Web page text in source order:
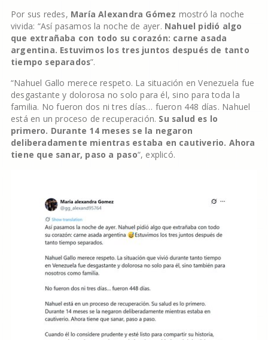
Por sus redes, María Alexandra Gómez mostró la noche
vivida: “Así pasamos la noche de ayer. Nahuel pidió algo
que extrañaba con todo su corazón: carne asada
argentina. Estuvimos los tres juntos después de tanto
tiempo separados”.
“Nahuel Gallo merece respeto. La situación en Venezuela fue
desgastante y dolorosa no solo para él, sino para toda la
familia. No fueron dos ni tres días… fueron 448 días. Nahuel
está en un proceso de recuperación. Su salud es lo
primero. Durante 14 meses se la negaron
deliberadamente mientras estaba en cautiverio. Ahora
tiene que sanar, paso a paso“, explicó.